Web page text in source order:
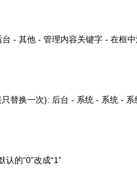
- 其他 - 管理内容关键字 - 在框
替换一次): 后台 - 系统 - 系统 -
的“0”改成“1”